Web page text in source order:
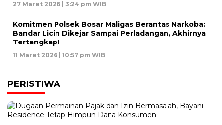
27 Maret 2026 | 3:24 pm WIB
Komitmen Polsek Bosar Maligas Berantas Narkoba:
Bandar Licin Dikejar Sampai Perladangan, Akhirnya
Tertangkap!
11 Maret 2026 | 10:57 pm WIB
PERISTIWA